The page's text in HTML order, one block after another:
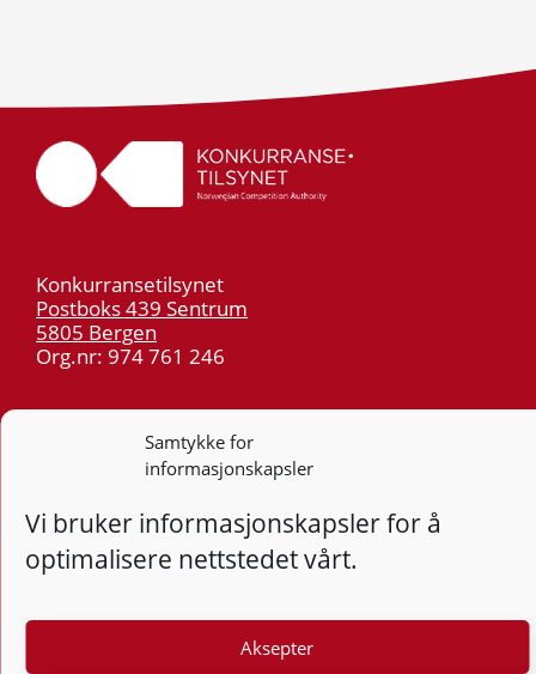
Samtykke for
informasjonskapsler
Vi bruker informasjonskapsler for å
optimalisere nettstedet vårt.
Aksepter
Konkurransetilsynet
Postboks 439 Sentrum
5805 Bergen
Org.nr: 974 761 246
post@kt.no